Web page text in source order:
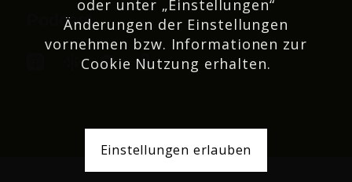
Podcast
oder unter „Einstellungen“
Änderungen der Einstellungen
vornehmen bzw. Informationen zur
Cookie Nutzung erhalten.
Einstellungen erlauben